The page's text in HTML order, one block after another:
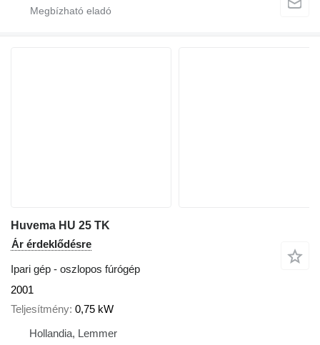
Huvema HU 25 TK
Ár érdeklődésre
Ipari gép - oszlopos fúrógép
2001
Teljesítmény 0,75 kW
Hollandia, Lemmer